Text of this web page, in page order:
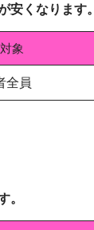
安くなります。
象
全員
。